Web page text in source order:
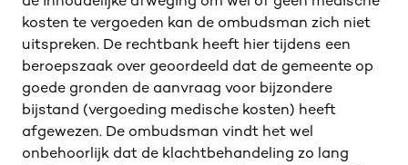
kosten te vergoeden kan de ombudsman zich niet
uitspreken. De rechtbank heeft hier tijdens een
beroepszaak over geoordeeld dat de gemeente op
goede gronden de aanvraag voor bijzondere
bijstand (vergoeding medische kosten) heeft
afgewezen. De ombudsman vindt het wel
onbehoorlijk dat de klachtbehandeling zo lang